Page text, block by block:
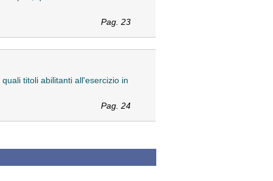
Pag. 23
titoli abilitanti all'esercizio in
Pag. 24